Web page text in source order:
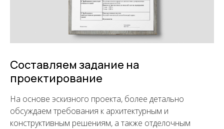
Составляем задание на
проектирование
На основе эскизного проекта, более детально
обсуждаем требования к архитектурным и
конструктивным решениям, а также отделочным
Написать в WhatsApp
Написать в Telegram